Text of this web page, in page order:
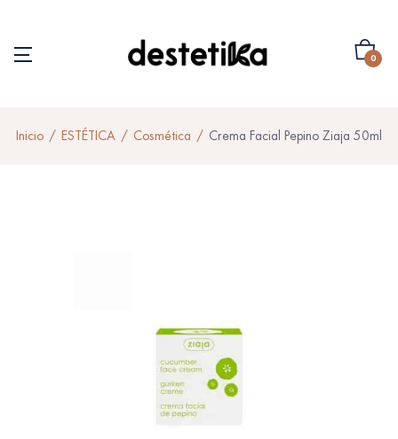
0
Inicio ESTÉTICA Cosmética Crema Facial Pepino Ziaja 50ml